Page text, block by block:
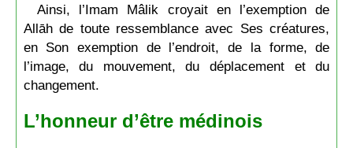
Ainsi, l’Imam Mâlik croyait en l’exemption de
Allāh de toute ressemblance avec Ses créatures,
en Son exemption de l’endroit, de la forme, de
l’image, du mouvement, du déplacement et du
changement.
L’honneur d’être médinois